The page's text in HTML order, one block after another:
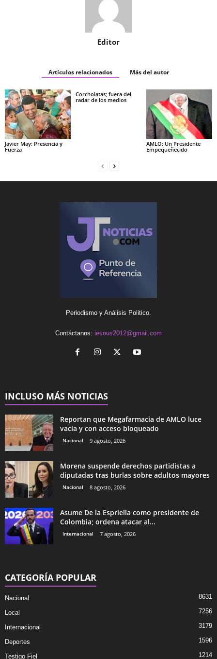
Editor
Artículos relacionados Más del autor
Javier May: Presencia y
Fuerza
Corcholatas; fuera del
radar de los medios
AMLO: Un Presidente
Empequeñecido
Periodismo y Análisis Politico.
Contáctanos: iesous2012@gmail.com
INCLUSO MÁS NOTICIAS
Reportan que Megafarmacia de AMLO luce
vacía y con acceso bloqueado
Nacional 9 agosto, 2026
Morena suspende derechos partidistas a
diputadas tras burlas sobre adultos mayores
Nacional 8 agosto, 2026
Asume De la Espriella como presidente de
Colombia; ordena atacar al...
Internacional 7 agosto, 2026
CATEGORÍA POPULAR
Nacional 8631
Local 7256
Internacional 3179
Deportes 1596
Testigo Fiel 1214